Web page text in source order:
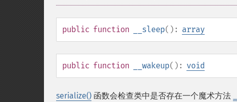
public function __sleep(): array
public function __wakeup(): void
serialize() 函数会检查类中是否存在一个魔术方法